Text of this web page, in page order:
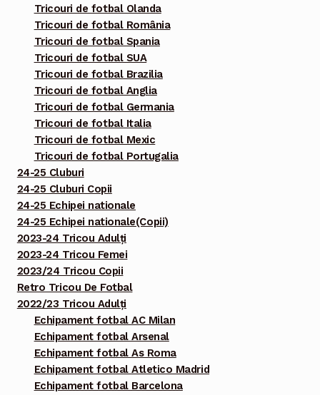
Tricouri de fotbal Olanda
Tricouri de fotbal România
Tricouri de fotbal Spania
Tricouri de fotbal SUA
Tricouri de fotbal Brazilia
Tricouri de fotbal Anglia
Tricouri de fotbal Germania
Tricouri de fotbal Italia
Tricouri de fotbal Mexic
Tricouri de fotbal Portugalia
24-25 Cluburi
24-25 Cluburi Copii
24-25 Echipei nationale
24-25 Echipei nationale(Copii)
2023-24 Tricou Adulți
2023-24 Tricou Femei
2023/24 Tricou Copii
Retro Tricou De Fotbal
2022/23 Tricou Adulți
Echipament fotbal AC Milan
Echipament fotbal Arsenal
Echipament fotbal As Roma
Echipament fotbal Atletico Madrid
Echipament fotbal Barcelona